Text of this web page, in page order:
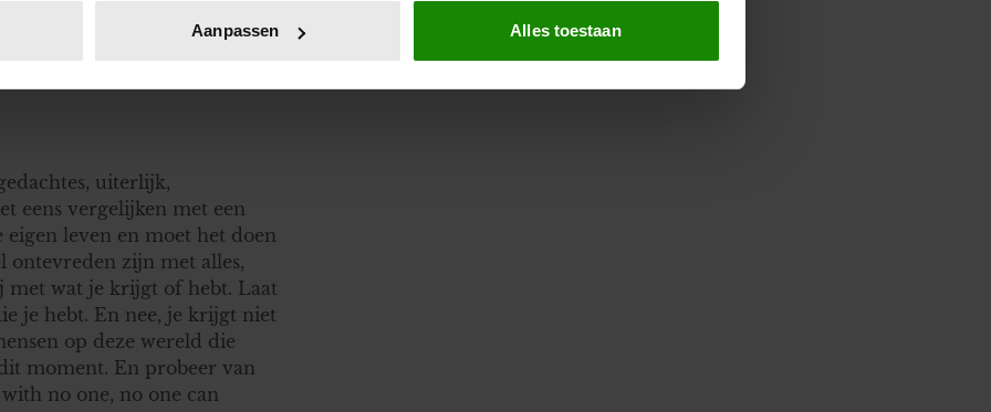
of intrekken in de Cookieverklaring.
op basis van uw gebruik van hun services. U gaat akkoord met onze cookies als u
Aanpassen Alles toestaan
meer herken en
uiterlijk,
eens vergelijken met een
leven en moet het doen
ontevreden zijn met alles,
met wat je krijgt of hebt. Laat
je hebt. En nee, je krijgt niet
op deze wereld die
moment. En probeer van
no one, no one can